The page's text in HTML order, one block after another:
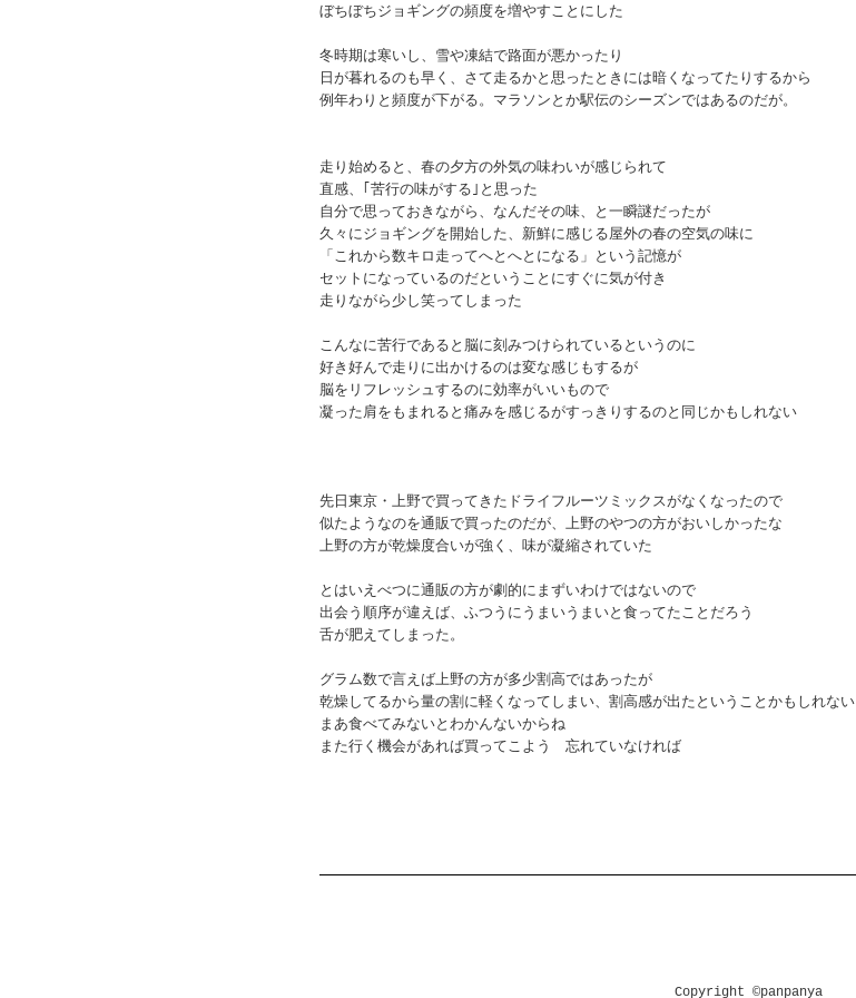
ぼちぼちジョギングの頻度を増やすことにした
冬時期は寒いし、雪や凍結で路面が悪かったり
日が暮れるのも早く、さて走るかと思ったときには暗くなってたりするから
例年わりと頻度が下がる。マラソンとか駅伝のシーズンではあるのだが。
走り始めると、春の夕方の外気の味わいが感じられて
直感、｢苦行の味がする｣と思った
自分で思っておきながら、なんだその味、と一瞬謎だったが
久々にジョギングを開始した、新鮮に感じる屋外の春の空気の味に
「これから数キロ走ってへとへとになる」という記憶が
セットになっているのだということにすぐに気が付き
走りながら少し笑ってしまった
こんなに苦行であると脳に刻みつけられているというのに
好き好んで走りに出かけるのは変な感じもするが
脳をリフレッシュするのに効率がいいもので
凝った肩をもまれると痛みを感じるがすっきりするのと同じかもしれない
先日東京・上野で買ってきたドライフルーツミックスがなくなったので
似たようなのを通販で買ったのだが、上野のやつの方がおいしかったな
上野の方が乾燥度合いが強く、味が凝縮されていた
とはいえべつに通販の方が劇的にまずいわけではないので
出会う順序が違えば、ふつうにうまいうまいと食ってたことだろう
舌が肥えてしまった。
グラム数で言えば上野の方が多少割高ではあったが
乾燥してるから量の割に軽くなってしまい、割高感が出たということかもしれない
まあ食べてみないとわかんないからね
また行く機会があれば買ってこよう 忘れていなければ